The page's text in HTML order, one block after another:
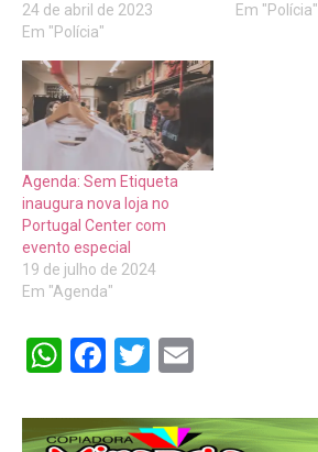
24 de abril de 2023
Em "Polícia"
Em "Polícia"
Agenda: Sem Etiqueta
inaugura nova loja no
Portugal Center com
evento especial
19 de julho de 2024
Em "Agenda"
WhatsApp
Facebook
Twitter